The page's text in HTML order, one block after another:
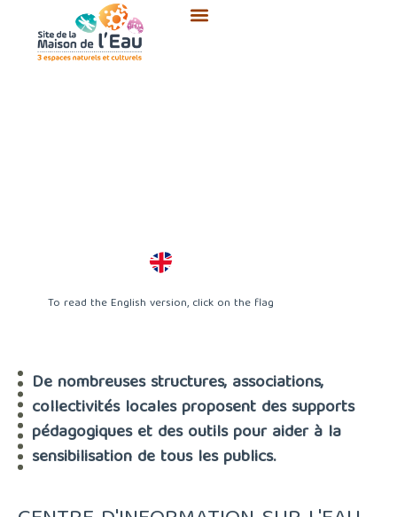
contenu
To read the English version, click on the flag
De nombreuses structures, associations,
collectivités locales proposent des supports
pédagogiques et des outils pour aider à la
sensibilisation de tous les publics.